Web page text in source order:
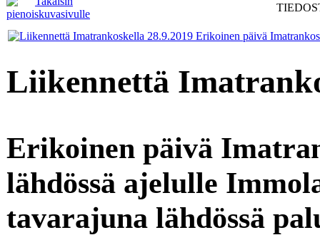
Liikennettä
Erikoinen päivä
lähdössä ajelulle
tavarajuna lähdössä